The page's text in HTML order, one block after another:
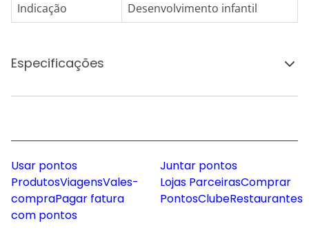
Indicação
Desenvolvimento infantil
Especificações
Usar pontos
ProdutosViagensVales-
compraPagar fatura
com pontos
Juntar pontos
Lojas ParceirasComprar
PontosClubeRestaurantes